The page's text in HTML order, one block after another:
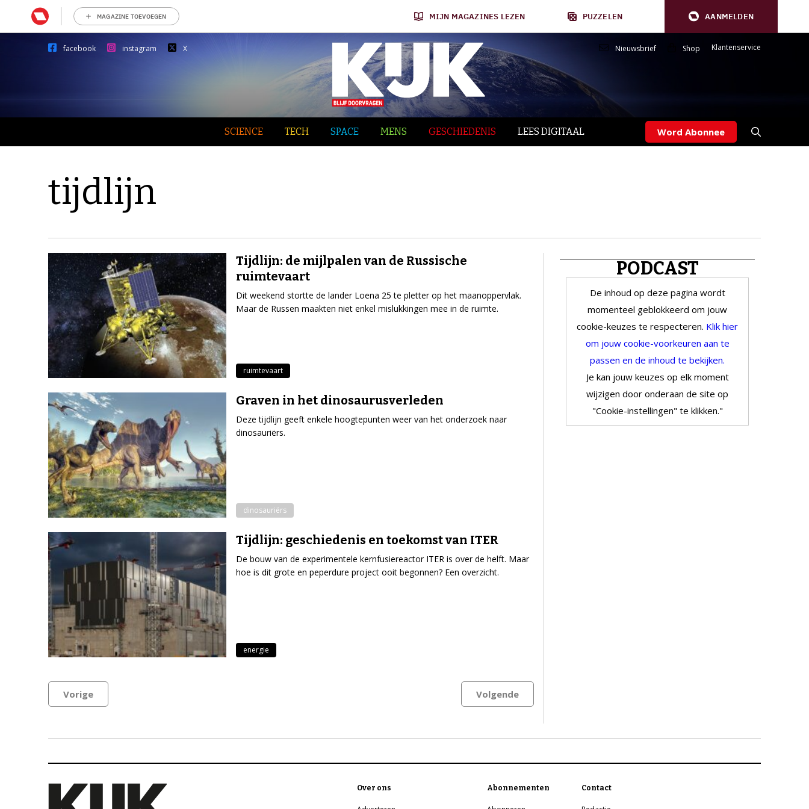
MAGAZINE TOEVOEGEN MIJN MAGAZINES LEZEN PUZZELEN AANMELDEN
facebook instagram X Nieuwsbrief Shop Klantenservice
SCIENCE TECH SPACE MENS GESCHIEDENIS LEES DIGITAAL Word Abonnee
tijdlijn
Tijdlijn: de mijlpalen van de Russische
ruimtevaart
Dit weekend stortte de lander Loena 25 te pletter op het maanoppervlak.
Maar de Russen maakten niet enkel mislukkingen mee in de ruimte.
ruimtevaart
Graven in het dinosaurusverleden
Deze tijdlijn geeft enkele hoogtepunten weer van het onderzoek naar
dinosauriërs.
dinosauriërs
Tijdlijn: geschiedenis en toekomst van ITER
De bouw van de experimentele kernfusiereactor ITER is over de helft. Maar
hoe is dit grote en peperdure project ooit begonnen? Een overzicht.
energie
Vorige Volgende
PODCAST
De inhoud op deze pagina wordt
momenteel geblokkeerd om jouw
cookie-keuzes te respecteren. Klik hier
om jouw cookie-voorkeuren aan te
passen en de inhoud te bekijken.
Je kan jouw keuzes op elk moment
wijzigen door onderaan de site op
"Cookie-instellingen" te klikken."
Over ons Abonnementen Contact